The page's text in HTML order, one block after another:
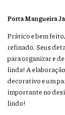
Porta Mangueira
Prático e bem
refinado. Seus
para organizar e
linda! A
decorativo e um
importante no
lindo!